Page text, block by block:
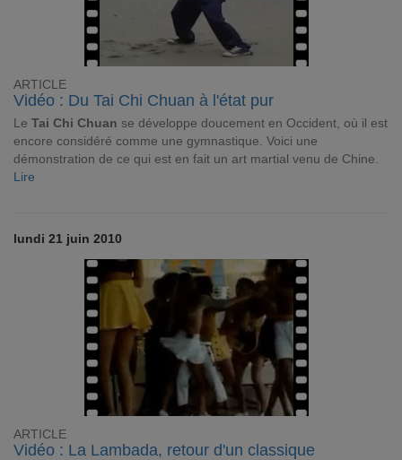
ARTICLE
Vidéo : Du Tai Chi Chuan à l'état pur
Le Tai Chi Chuan se développe doucement en Occident, où il est
encore considéré comme une gymnastique. Voici une
démonstration de ce qui est en fait un art martial venu de Chine.
Lire
lundi 21 juin 2010
ARTICLE
Vidéo : La Lambada, retour d'un classique